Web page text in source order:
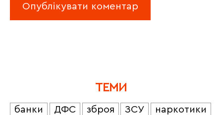
ТЕМИ
банки ДФС зброя ЗСУ
наркотики